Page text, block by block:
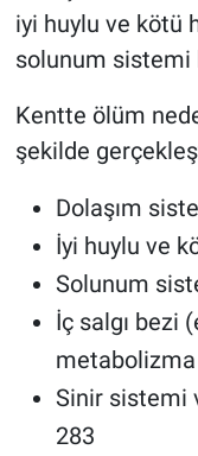
iyi huylu ve kötü
solunum sistemi
Kentte ölüm
şekilde
Dolaşım
İyi huylu ve
Solunum
İç salgı bezi
metabolizma
Sinir sistemi
283